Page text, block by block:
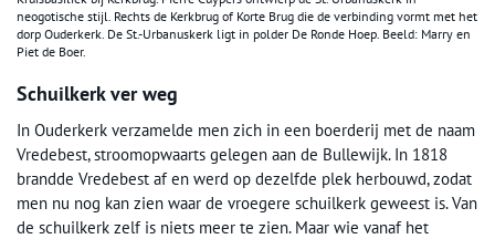
neogotische stijl. Rechts de Kerkbrug of Korte Brug die de verbinding vormt met het
dorp Ouderkerk. De St.-Urbanuskerk ligt in polder De Ronde Hoep. Beeld: Marry en
Piet de Boer.
Schuilkerk ver weg
In Ouderkerk verzamelde men zich in een boerderij met de naam
Vredebest, stroomopwaarts gelegen aan de Bullewijk. In 1818
brandde Vredebest af en werd op dezelfde plek herbouwd, zodat
men nu nog kan zien waar de vroegere schuilkerk geweest is. Van
de schuilkerk zelf is niets meer te zien. Maar wie vanaf het